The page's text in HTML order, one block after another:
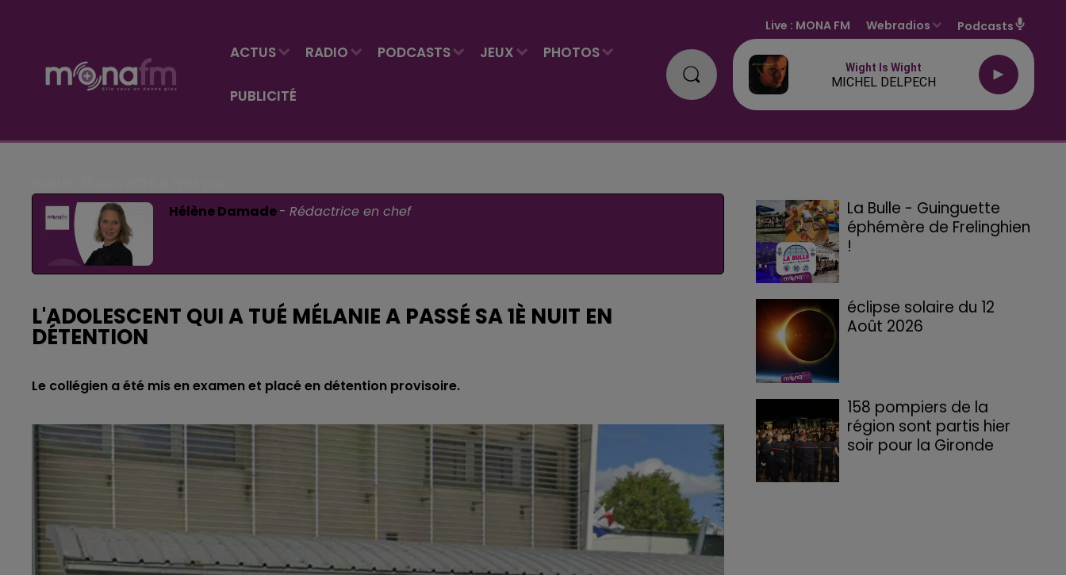
ACTUS RADIO PODCASTS JEUX PHOTOS
PUBLICITÉ
Live : MONA FM Webradios Podcasts
Wight Is Wight
MICHEL DELPECH
Hélène Damade-Rédactrice en chef
L'ADOLESCENT QUI A TUÉ MÉLANIE A PASSÉ SA 1È NUIT EN
DÉTENTION
Le collégien a été mis en examen et placé en détention provisoire.
La Bulle - Guinguette
éphémère de Frelinghien
!
éclipse solaire du 12
Août 2026
158 pompiers de la
région sont partis hier
soir pour la Gironde